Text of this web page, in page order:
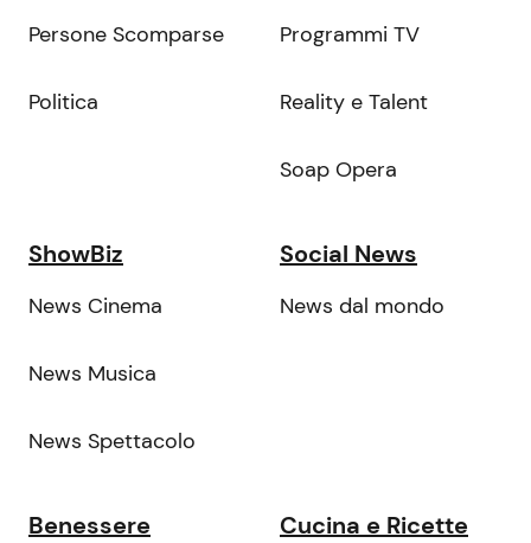
Persone Scomparse
Politica
Programmi TV
Reality e Talent
Soap Opera
ShowBiz
News Cinema
News Musica
News Spettacolo
Social News
News dal mondo
Benessere Cucina e Ricette